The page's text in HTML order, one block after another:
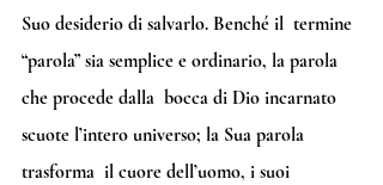
Suo desiderio di salvarlo. Benché il  termine
“parola” sia semplice e ordinario, la parola
che procede dalla  bocca di Dio incarnato
scuote l’intero universo; la Sua parola
trasforma  il cuore dell’uomo, i suoi